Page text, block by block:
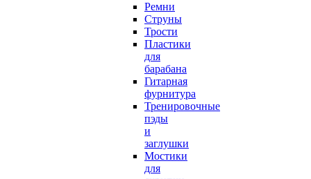
Ремни
Струны
Трости
Пластики
для
барабана
Гитарная
фурнитура
Тренировочные
пэды
и
заглушки
Мостики
для